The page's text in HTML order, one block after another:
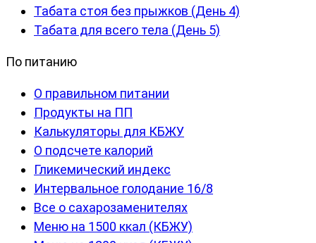
Табата стоя без прыжков (День 4)
Табата для всего тела (День 5)
По питанию
О правильном питании
Продукты на ПП
Калькуляторы для КБЖУ
О подсчете калорий
Гликемический индекс
Интервальное голодание 16/8
Все о сахарозаменителях
Меню на 1500 ккал (КБЖУ)